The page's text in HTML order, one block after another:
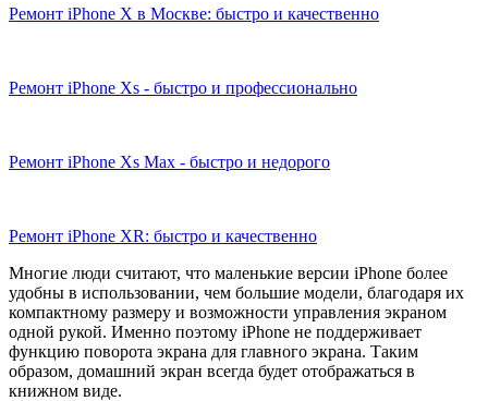
Ремонт iPhone X в Москве: быстро и качественно
Ремонт iPhone Xs - быстро и профессионально
Ремонт iPhone Xs Max - быстро и недорого
Ремонт iPhone XR: быстро и качественно
Многие люди считают, что маленькие версии iPhone более
удобны в использовании, чем большие модели, благодаря их
компактному размеру и возможности управления экраном
одной рукой. Именно поэтому iPhone не поддерживает
функцию поворота экрана для главного экрана. Таким
образом, домашний экран всегда будет отображаться в
книжном виде.